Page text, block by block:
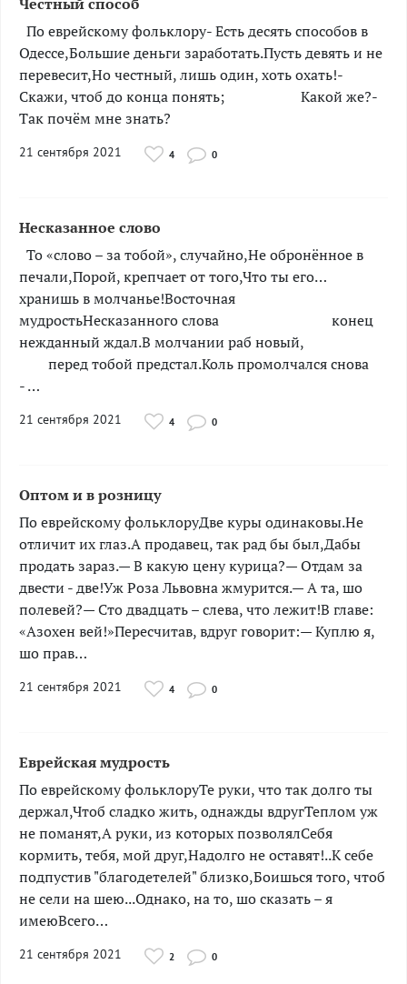
Честный способ
­­­По еврейскому фольклору- Есть десять способов в
Одессе,Большие деньги заработать.Пусть девять и не
перевесит,Но честный, лишь один, хоть охать!-
Скажи, чтоб до конца понять; Какой же?-
Так почём мне знать?
21 сентября 2021 4 0
Несказанное слово
­То «слово – за тобой», случайно,Не обронённое в
печали,Порой, крепчает от того,Что ты его…
хранишь в молчанье!Восточная
мудростьНесказанного слова конец
нежданный ждал.В молчании раб новый,
перед тобой предстал.Коль промолчался снова
- …
21 сентября 2021 4 0
Оптом и в розницу
­­­По еврейскому фольклоруДве куры одинаковы.Не
отличит их глаз.А продавец, так рад бы был,Дабы
продать зараз.— В какую цену курица?— Отдам за
двести - две!Уж Роза Львовна жмурится.— А та, шо
полевей?— Сто двадцать – слева, что лежит!В главе:
«Азохен вей!»Пересчитав, вдруг говорит:— Куплю я,
шо прав…
21 сентября 2021 4 0
Еврейская мудрость
­По еврейскому фольклоруТе руки, что так долго ты
держал,Чтоб сладко жить, однажды вдругТеплом уж
не поманят,А руки, из которых позволялСебя
кормить, тебя, мой друг,Надолго не оставят!..К себе
подпустив "благодетелей" близко,Боишься того, чтоб
не сели на шею...Однако, на то, шо сказать – я
имеюВсего…
21 сентября 2021 2 0